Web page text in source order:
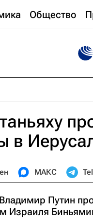
Общество
в
МАКС
Путин
Израиля